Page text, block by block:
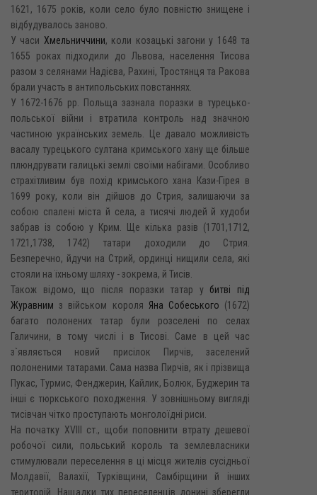
1621, 1675 років, коли село було повністю знищене і
відбудувалось заново.
У часи Хмельниччини, коли козацькі загони у 1648 та
1655 роках підходили до Львова, населення Тисова
разом з селянами Надієва, Рахині, Тростянця та Ракова
брали участь в антипольських повстаннях.
У 1672-1676 pp. Польща зазнала поразки в турецько-
польської війни і втратила контроль над значною
частиною українських земель. Це давало можливість
васалу турецького султана кримського хану ще більше
плюндрувати галицькі землі своїми набігами. Особливо
страхітливим був похід кримського хана Кази-Гірея в
1699 року, коли він дійшов до Стрия, залишаючи за
собою спалені міста й села, а тисячі людей й худоби
забрав із собою у Крим. Ще кілька разів (1701,1712,
1721,1738, 1742) татари доходили до Стрия.
Безперечно, йдучи на Стрий, ординці нищили села, які
стояли на їхньому шляху - зокрема, й Тисів.
Також відомо, що після поразки татар убитві під
Журавним з військом короля Яна Собеського (1672)
багато полонених татар були розселені по селах
Галичини, в тому числі і в Тисові. Саме в цей час
з`являється новий присілок Пирчів, заселений
полоненими татарами. Сама назва Пирчів, як і прізвища
Пукас, Турмис, Фенджерин, Кайлик, Болюк, Буджерин та
інші є тюркського походження. У зовнішньому вигляді
тисівчан чітко проступають монголоїдні риси.
На початку XVIII ст., щоби поповнити втрату дешевої
робочої сили, польський король та землевласники
стимулювали переселення в ці місця жителів сусідньої
Молдавії, Валахії, Турківщини, Самбірщини й інших
територій. Нащадки тих переселенців донині зберегли